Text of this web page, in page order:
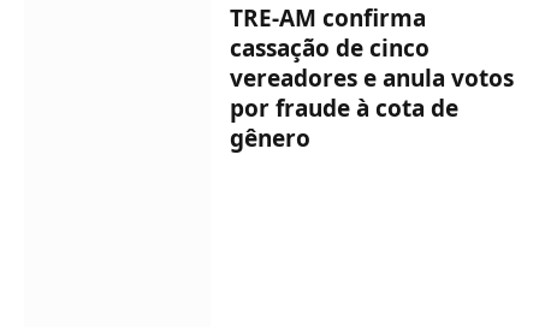
TRE-AM confirma
cassação de cinco
vereadores e anula votos
por fraude à cota de
gênero